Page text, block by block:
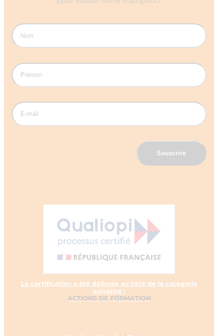
La certification a été délivrée au titre de la catégorie
suivante :
ACTIONS DE FORMATION